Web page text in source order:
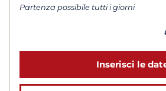
Partenza possibile tutti i giorni
Inserisci le